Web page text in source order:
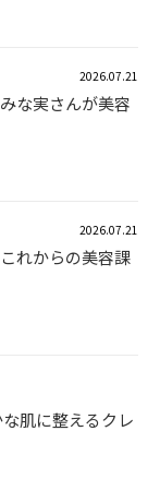
2026.07.21
な実さんが美容
2026.07.21
れからの美容課
肌に整えるクレ